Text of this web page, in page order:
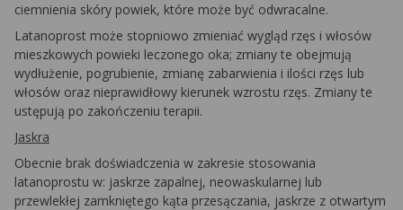
ciemnienia skóry powiek, które może być odwracalne.
Latanoprost może stopniowo zmieniać wygląd rzęs i włosów
mieszkowych powieki leczonego oka; zmiany te obejmują
wydłużenie, pogrubienie, zmianę zabarwienia i ilości rzęs lub
włosów oraz nieprawidłowy kierunek wzrostu rzęs. Zmiany te
ustępują po zakończeniu terapii.
Jaskra
Obecnie brak doświadczenia w zakresie stosowania
latanoprostu w: jaskrze zapalnej, neowaskularnej lub
przewlekłej zamkniętego kąta przesączania, jaskrze z otwartym